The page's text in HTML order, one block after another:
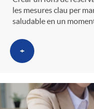
les mesures clau per
saludable en un
+